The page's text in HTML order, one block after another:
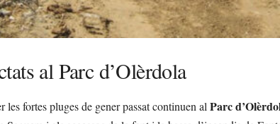
al Parc d’Olèrdola
fortes pluges de gener passat continuen alParc